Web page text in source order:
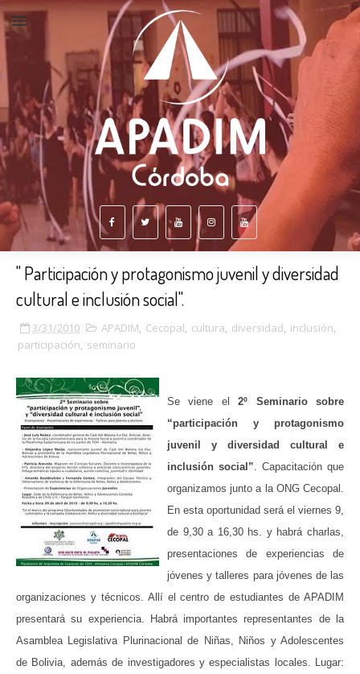
" Participación y protagonismo juvenil y diversidad
cultural e inclusión social".
3/31/2010 APADIM, Cecopal, cultura, diversidad, inclusión,
participación, seminario
Se viene el2º Seminario sobre
“participación y protagonismo
juvenil y diversidad cultural e
inclusión social”. Capacitación que
organizamos junto a la ONG Cecopal.
En esta oportunidad será el viernes 9,
de 9,30 a16,30 hs. y habrá charlas,
presentaciones de experiencias de
jóvenes y talleres para jóvenes de las
organizaciones y técnicos. Allí el centro de estudiantes de APADIM
presentará su experiencia. Habrá importantes representantes de
la
Asamblea LegislativaPlurinacional de Niñas, Niños y Adolescentes
de Bolivia, además de investigadores y especialistas locales. Lugar: